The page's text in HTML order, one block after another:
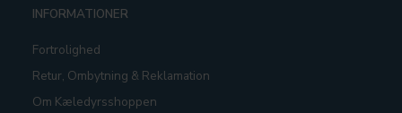
INFORMATIONER
Fortrolighed
Retur, Ombytning & Reklamation
Om Kæledyrsshoppen